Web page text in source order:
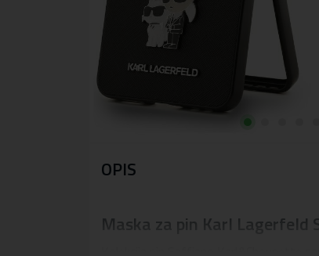
OPIS
Maska za pin Karl Lagerfeld
Kolekcija pin Saffiano Karl&Choupette